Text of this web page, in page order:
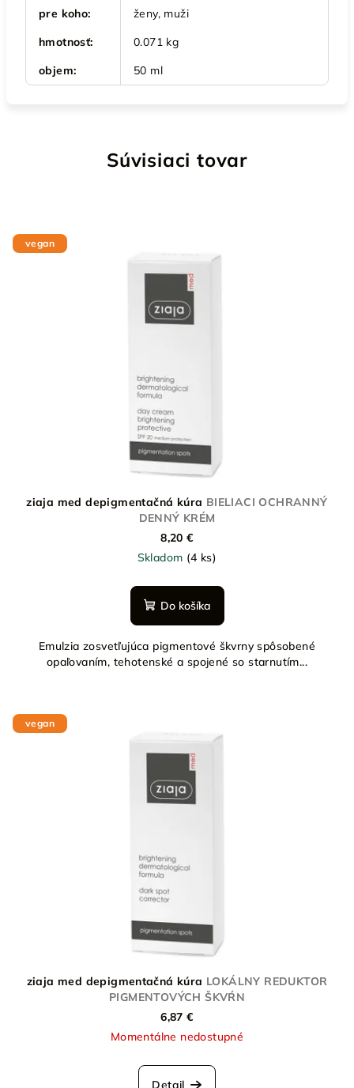
pre koho:
ženy, muži
hmotnosť:
0.071 kg
objem: 50 ml
Súvisiaci tovar
vegan
ziaja med depigmentačná kúra BIELIACI OCHRANNÝ
DENNÝ KRÉM
8,20 €
Skladom (4 ks)
Do košíka
Emulzia zosvetľujúca pigmentové škvrny spôsobené
opaľovaním, tehotenské a spojené so starnutím...
vegan
ziaja med depigmentačná kúra LOKÁLNY REDUKTOR
PIGMENTOVÝCH ŠKVŔN
6,87 €
Momentálne nedostupné